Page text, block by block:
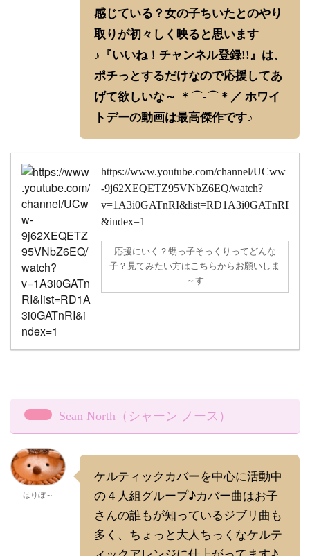
感じている？女の子ちいたとのやり
取りが初々しく映ると思います
♪『いいね！チャンネル登録!!』は、
ポチっとするだけなので応援してあ
げて欲しいな～ ＊⌒-⌒＊／ ホワイ
トデーの動画は最高傑作です♪
https://www.youtube.com/channel/UCww
-9j62XEQETZ95VNbZ6EQ/watch?
v=1A3i0GATnRI&list=RD1A3i0GATnRI
&index=1
応援にいく？甥っ子そっくりってどんな
子？見てみたい方はこちらからお願いしま
～す
Sean North（シャーン ノース）
はりぼ～
ケルティックカバーを中心に活動中
の４人組グループ♪カバー曲はお子
さんの誰もが知っているジブリ曲も
多く、ちょっと大人ちっくなケルテ